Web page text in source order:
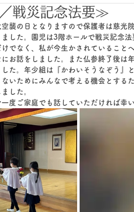
戦災記念法要≫
襲の日となりますので保護者は慈光
ました。園児は3階ホールで戦災記念
けでなく、私が今生かされていること
お話をしました。また仏参終了後は
した。年少組は『かわいそうなぞう』
ないためにみんなで考える機会とする
した。
度ご家庭でも話していただければ幸い